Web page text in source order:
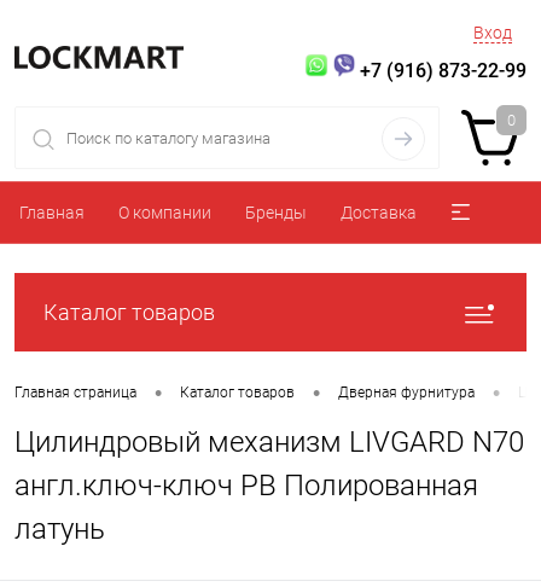
Вход
+7 (916) 873-22-99
0
Главная О компании Бренды Доставка
Каталог товаров
Главная страница • Каталог товаров • Дверная фурнитура •
Цилиндровый механизм LIVGARD N70
англ.ключ-ключ PB Полированная
латунь